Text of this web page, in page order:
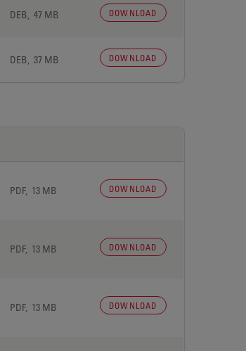
DEB, 47 MB DOWNLOAD
DEB, 37 MB DOWNLOAD
PDF, 13 MB DOWNLOAD
PDF, 13 MB DOWNLOAD
PDF, 13 MB DOWNLOAD